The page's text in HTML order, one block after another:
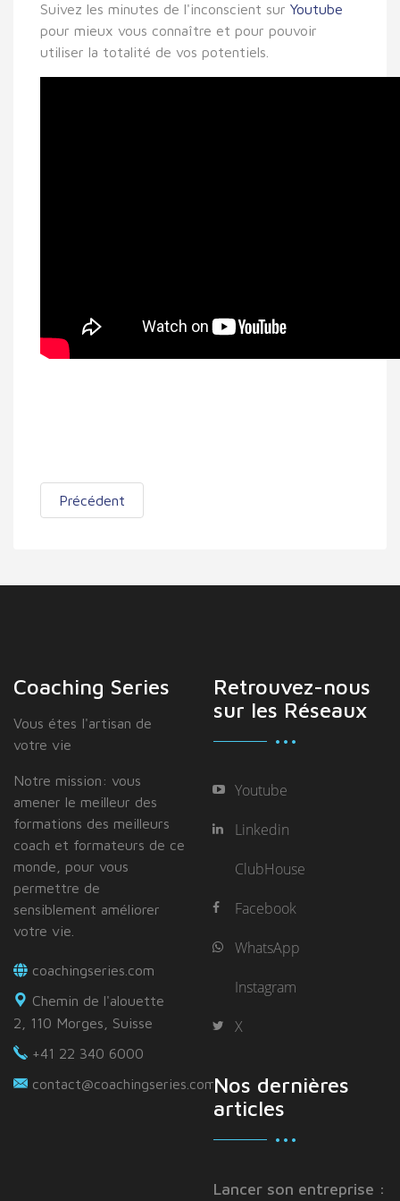
Suivez les minutes de l'inconscient sur Youtube
pour mieux vous connaître et pour pouvoir
utiliser la totalité de vos potentiels.
Précédent
Coaching Series
Vous étes I'artisan de
votre vie
Notre mission: vous
amener le meilleur des
formations des meilleurs
coach et formateurs de ce
monde, pour vous
permettre de
sensiblement améliorer
votre vie.
coachingseries.com
Chemin de l'alouette
2, 110 Morges, Suisse
+41 22 340 6000
contact@coachingseries.com
Retrouvez-nous
sur les Réseaux
Youtube
Linkedin
ClubHouse
Facebook
WhatsApp
Instagram
X
Nos dernières
articles
Lancer son entreprise :